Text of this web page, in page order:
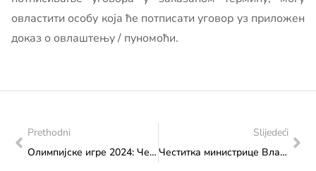
овластити особу која ће потписати уговор уз приложен
доказ о овлаштењу / пуномоћи.
Prethodni
Олимпијске игре 2024: Честитика министрице Сање Влаисављевић бх. олимпијцима
Slijedeći
Честитка министрице Влаисављевић Удружењу филмских радника ФБиХ након што је свечано откривена плоча у знак признања Башчаршије као дијелом европског филмског блага